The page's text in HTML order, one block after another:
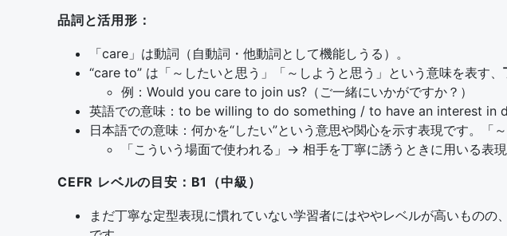
品詞と活用形：
「care」は動詞（自動詞・他動詞として機能しうる）。
“care to” は「～したいと思う」「～しようと思う」という意味を表す、
例：Would you care to join us?（ご一緒にいかがですか？）
英語での意味：to be willing to do something / to have an interest in
日本語での意味：何かを“したい”という意思や関心を示す表現です。「
「こういう場面で使われる」→ 相手を丁寧に誘うときに用いる表
CEFR レベルの目安：B1（中級）
まだ丁寧な定型表現に慣れていない学習者にはややレベルが高いもの